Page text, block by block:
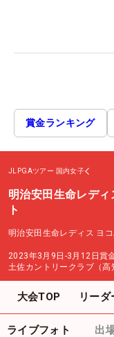
賞金ランキング
JLPGAツアー 国内女子
明治安田生命レデ
ト
明治安田生命レディス ヨ
2023年3月9日-3月12日賞
土佐カントリークラブ（高
大会TOP リーダ
ライブフォト 出